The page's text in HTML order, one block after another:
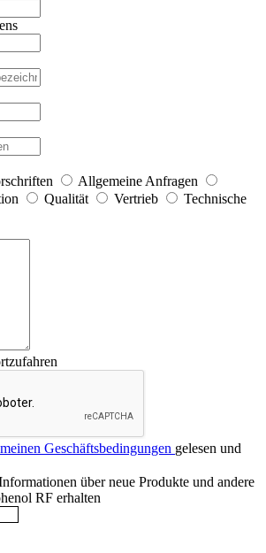
Allgemeine Anfragen
Qualität Vertrieb
Technische
Geschäftsbedingungen gelesen und
über neue Produkte und andere
RF erhalten